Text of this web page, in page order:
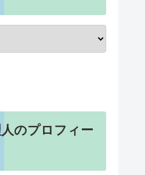
のプロフィー